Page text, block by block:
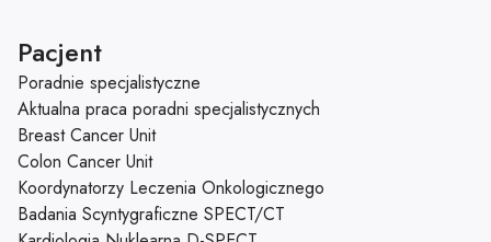
Pacjent
Poradnie specjalistyczne
Aktualna praca poradni specjalistycznych
Breast Cancer Unit
Colon Cancer Unit
Koordynatorzy Leczenia Onkologicznego
Badania Scyntygraficzne SPECT/CT